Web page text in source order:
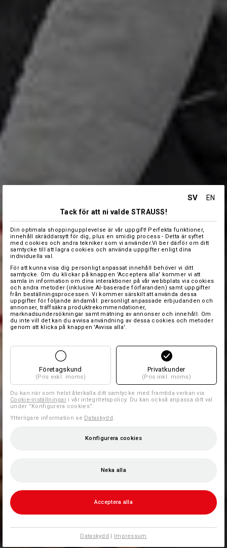
SV
EN
Tack för att ni valde STRAUSS!
Din optimala shoppingupplevelse är vår uppgift! Perfekta funktioner,
innehåll skräddarsytt för dig, plus en smidig process - Detta är syftet
med cookies och andra tekniker som vi använder.Vi ber därför om ditt
samtycke till att lagra cookies och använda uppgifter enligt dina
individuella val.
För att kunna visa dig personligt anpassat innehåll behöver vi ditt
samtycke. Om du klickar på knappen 'Acceptera alla' kommer vi att
samla in information om dina interaktioner på vår webbplats via cookies
och andra metoder (inklusive AI‑baserade förfaranden) samt uppgifter
från beställningsprocessen. Vi kommer särskilt att använda dessa
uppgifter för följande ändamål: personligt anpassade erbjudanden och
annonser, träffsäkra produktrekommendationer,
marknadsundersökningar samt mätning av annonser och innehåll. Om
du inte vill det kan du avvisa användning av dessa cookies och metoder
genom att klicka på knappen 'Avvisa alla'.
Företagskund
(Pris exkl. moms)
Privatkunder
(Pris inkl. moms)
Du kan när som helst återkalla ditt samtycke med framtida verkan via
Cookie-inställningar i vår integritetspolicy. Du kan också anpassa ditt val
under ”Konfigurera cookies”.
Ytterligare information se Dataskydd.
Konfigurera cookies
Neka alla
Acceptera alla
Dataskydd | Impressum